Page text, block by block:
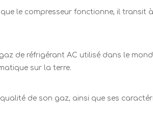
le compresseur fonctionne, il transit
de réfrigérant AC utilisé dans le
sur la terre.
de son gaz, ainsi que ses